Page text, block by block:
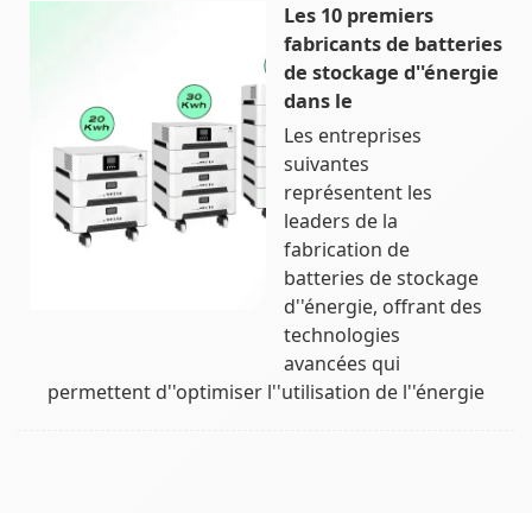
Les 10 premiers
fabricants de batteries
de stockage d''énergie
dans le
Les entreprises
suivantes
représentent les
leaders de la
fabrication de
batteries de stockage
d''énergie, offrant des
technologies
avancées qui
permettent d''optimiser l''utilisation de l''énergie